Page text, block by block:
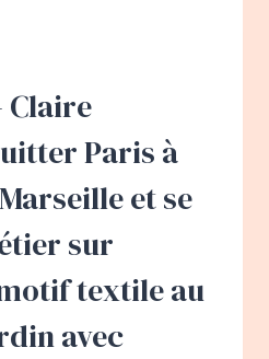
Claire
Paris à
et se
sur
textile au
avec